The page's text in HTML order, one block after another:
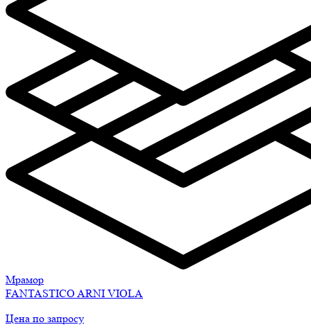
Мрамор
FANTASTICO ARNI VIOLA
Цена по запросу